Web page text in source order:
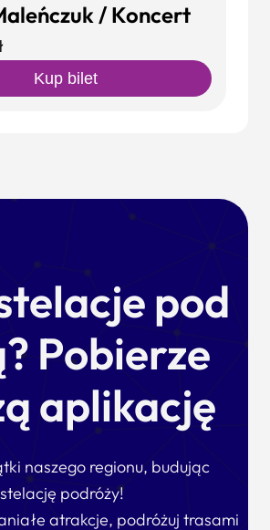
/ Koncert
Kup bilet
pod
Pobierze
aplikację
naszego regionu, budując
podróży!
atrakcje, podróżuj trasami